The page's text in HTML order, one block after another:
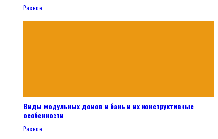
Разное
Виды модульных домов и бань и их конструктивные
особенности
Разное